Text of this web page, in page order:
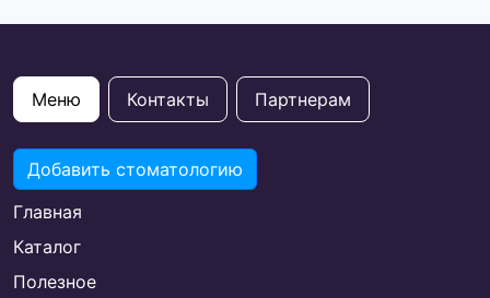
Меню Контакты Партнерам
Добавить стоматологию
Главная
Каталог
Полезное